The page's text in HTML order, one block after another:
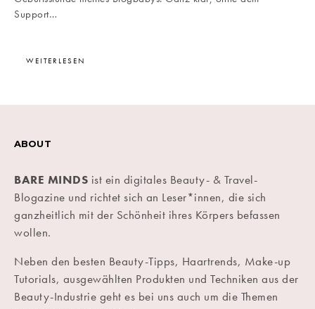
Support…
WEITERLESEN
ABOUT
BARE MINDS ist ein digitales Beauty- & Travel-
Blogazine und richtet sich an Leser*innen, die sich
ganzheitlich mit der Schönheit ihres Körpers befassen
wollen.
Neben den besten Beauty-Tipps, Haartrends, Make-up
Tutorials, ausgewählten Produkten und Techniken aus der
Beauty-Industrie geht es bei uns auch um die Themen